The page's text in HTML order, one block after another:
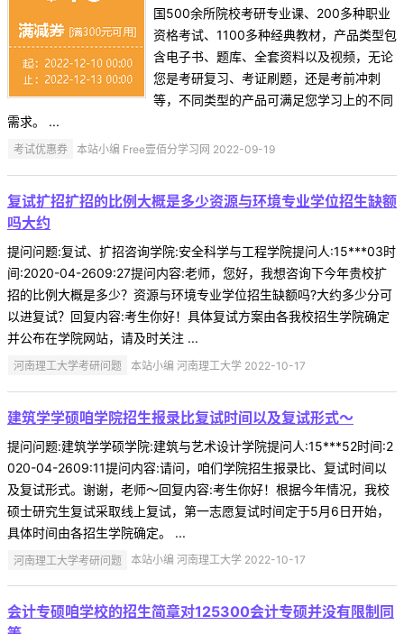
国500余所院校考研专业课、200多种职业
资格考试、1100多种经典教材，产品类型包
含电子书、题库、全套资料以及视频，无论
您是考研复习、考证刷题，还是考前冲刺
等，不同类型的产品可满足您学习上的不同
需求。 ...
考试优惠券 本站小编 Free壹佰分学习网 2022-09-19
复试扩招扩招的比例大概是多少资源与环境专业学位招生缺额
吗大约
提问问题:复试、扩招咨询学院:安全科学与工程学院提问人:15***03时
间:2020-04-2609:27提问内容:老师，您好，我想咨询下今年贵校扩
招的比例大概是多少？资源与环境专业学位招生缺额吗?大约多少分可
以进复试？回复内容:考生你好！具体复试方案由各我校招生学院确定
并公布在学院网站，请及时关注 ...
河南理工大学考研问题 本站小编 河南理工大学 2022-10-17
建筑学学硕咱学院招生报录比复试时间以及复试形式～
提问问题:建筑学学硕学院:建筑与艺术设计学院提问人:15***52时间:2
020-04-2609:11提问内容:请问，咱们学院招生报录比、复试时间以
及复试形式。谢谢，老师～回复内容:考生你好！根据今年情况，我校
硕士研究生复试采取线上复试，第一志愿复试时间定于5月6日开始，
具体时间由各招生学院确定。 ...
河南理工大学考研问题 本站小编 河南理工大学 2022-10-17
会计专硕咱学校的招生简章对125300会计专硕并没有限制同